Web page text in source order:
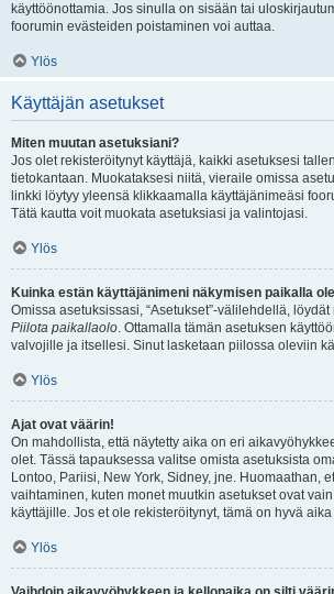
käyttöönottamia. Jos sinulla on sisään tai
foorumin evästeiden poistaminen voi auttaa.
Ylös
Käyttäjän asetukset
Miten muutan asetuksiani?
Jos olet rekisteröitynyt käyttäjä, kaikki asetuksesi
tietokantaan. Muokataksesi niitä, vieraile omissa
linkki löytyy yleensä klikkaamalla käyttäjänimeäsi
Tätä kautta voit muokata asetuksiasi ja valintojasi.
Ylös
Kuinka estän käyttäjänimeni näkymisen paikalla
Omissa asetuksissasi, “Asetukset”-välilehdellä,
Piilota paikallaolo. Ottamalla tämän asetuksen
valvojille ja itsellesi. Sinut lasketaan piilossa oleviin
Ylös
Ajat ovat väärin!
On mahdollista, että näytetty aika on eri
olet. Tässä tapauksessa valitse omista asetuksista
Lontoo, Pariisi, New York, Sidney, jne. Huomaathan,
vaihtaminen, kuten monet muutkin asetukset ovat
käyttäjille. Jos et ole rekisteröitynyt, tämä on hyvä
Ylös